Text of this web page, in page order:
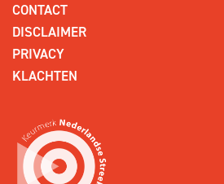
CONTACT
DISCLAIMER
PRIVACY
KLACHTEN